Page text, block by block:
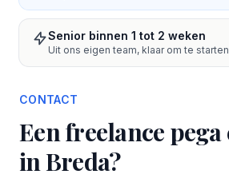
Senior binnen 1 tot 2 weken
Uit ons eigen team, klaar om te
CONTACT
Een freelance
in Breda?